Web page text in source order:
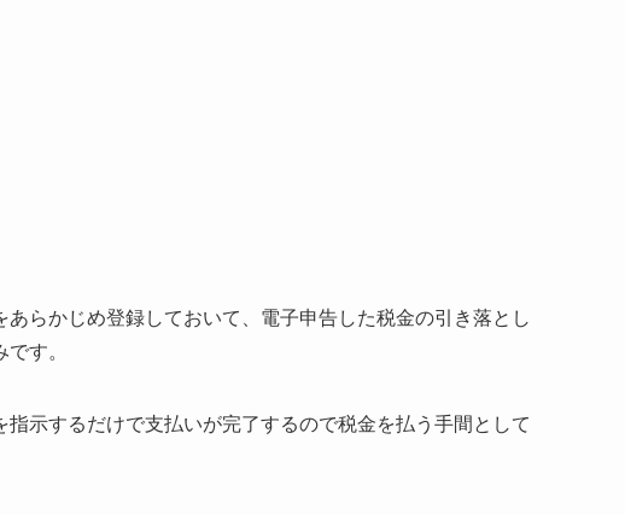
らかじめ登録しておいて、電子申告した税金の引き落とし
す。
示するだけで支払いが完了するので税金を払う手間として